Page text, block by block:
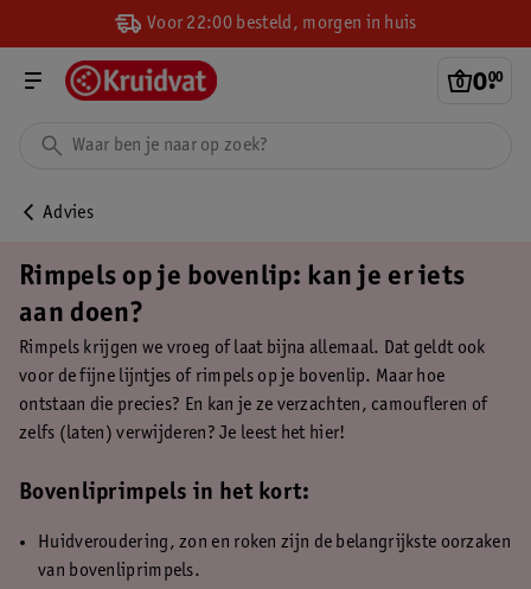
Voor 22:00 besteld, morgen in huis
0.
00
Advies
Rimpels op je bovenlip: kan je er iets
aan doen?
Rimpels krijgen we vroeg of laat bijna allemaal. Dat geldt ook
voor de fijne lijntjes of rimpels op je bovenlip. Maar hoe
ontstaan die precies? En kan je ze verzachten, camoufleren of
zelfs (laten) verwijderen? Je leest het hier!
Bovenliprimpels in het kort:
Huidveroudering, zon en roken zijn de belangrijkste oorzaken
van bovenliprimpels.